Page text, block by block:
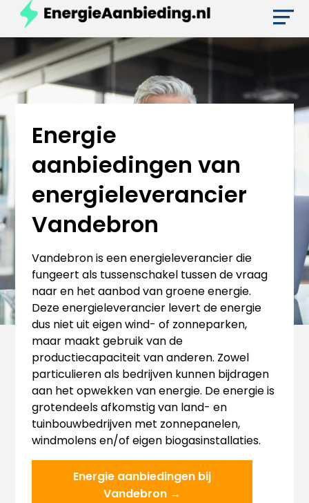
Energie
aanbiedingen van
energieleverancier
Vandebron
Vandebron is een energieleverancier die
fungeert als tussenschakel tussen de vraag
naar en het aanbod van groene energie.
Deze energieleverancier levert de energie
dus niet uit eigen wind- of zonneparken,
maar maakt gebruik van de
productiecapaciteit van anderen. Zowel
particulieren als bedrijven kunnen bijdragen
aan het opwekken van energie. De energie is
grotendeels afkomstig van land- en
tuinbouwbedrijven met zonnepanelen,
windmolens en/of eigen biogasinstallaties.
Energie aanbiedingen bij
Vandebron →